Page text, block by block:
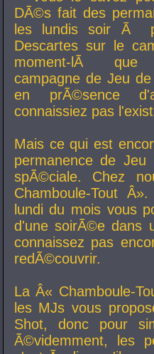
DÃ©s fait des
les lundis soir Ã
Descartes sur le
moment-lÃ que
campagne de Jeu
en prÃ©sence
connaissiez pas
Mais ce qui est
permanence de
spÃ©ciale. Chez
Chamboule-Tout
lundi du mois vous
d'une soirÃ©e dans
connaissez pas
redÃ©couvrir.
La Â« Chamboule-
les MJs vous
Shot, donc pour
Ã©videmment, les